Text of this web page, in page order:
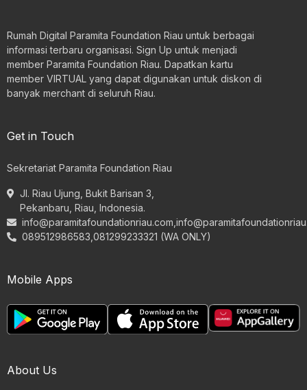
Rumah Digital Paramita Foundation Riau untuk berbagai
informasi terbaru organisasi. Sign Up untuk menjadi
member Paramita Foundation Riau. Dapatkan kartu
member VIRTUAL yang dapat digunakan untuk diskon di
banyak merchant di seluruh Riau.
Get in Touch
Sekretariat Paramita Foundation Riau
Jl. Riau Ujung, Bukit Barisan 3,
Pekanbaru, Riau, Indonesia.
info@paramitafoundationriau.com
089512986583,081299233321 (WA ONLY)
Mobile Apps
About Us